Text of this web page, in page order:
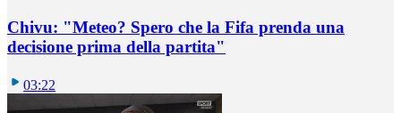
Chivu: "Meteo? Spero che la Fifa prenda una
decisione prima della partita"
03:22